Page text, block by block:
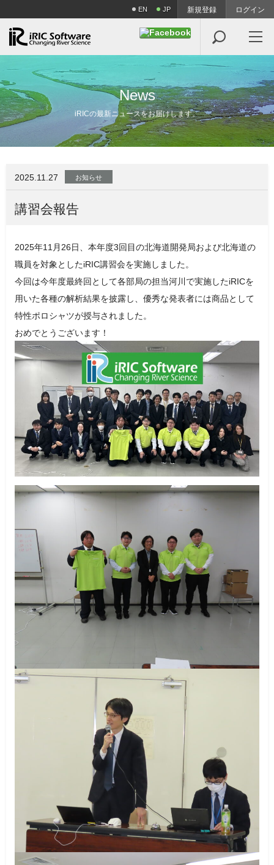
EN JP 新規登録 ログイン

News
iRICの最新ニュースをお届けします。
2025.11.27 お知らせ
講習会報告
2025年11月26日、本年度3回目の北海道開発局および北海道の
職員を対象としたiRIC講習会を実施しました。
今回は今年度最終回として各部局の担当河川で実施したiRICを
用いた各種の解析結果を披露し、優秀な発表者には商品として
特性ポロシャツが授与されました。
おめでとうございます！